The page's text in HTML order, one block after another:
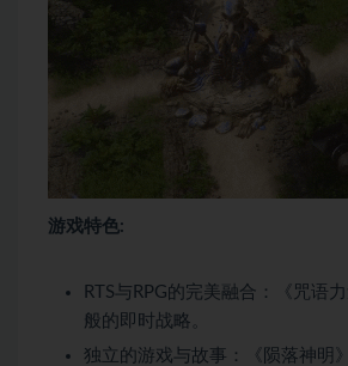
游戏特色:
RTS与RPG的完美融合：《咒语
般的即时战略。
独立的游戏与故事：《陨落神明